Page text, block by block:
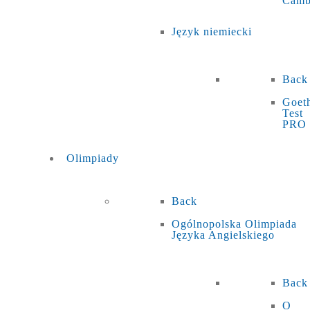
Język niemiecki
Back
Test
PRO
Olimpiady
Back
Ogólnopolska Olimpiada
Języka Angielskiego
Back
O